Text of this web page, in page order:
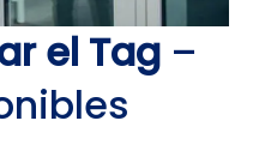
el Tag –